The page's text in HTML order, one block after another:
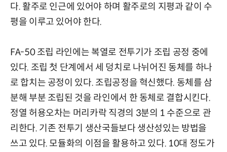
다. 활주로 인근에 있어야 하며 활주로의 지평과 같이 수
평을 이루고 있어야 한다.
FA-50 조립 라인에는 복열로 전투기가 조립 공정 중에
있다. 조립 첫 단계에서 세 덩치로 나뉘어진 동체를 하나
로 합치는 공정이 있다. 조립공정을 혁신했다. 동체를 삼
분해 부분 조립된 것을 라인에서 한 동체로 결합시킨다.
정열 허용오차는 머리카락 직경의 3분의 1 수준으로 관
리한다. 기존 전투기 생산국들보다 생산성있는 방법을
쓰고 있다. 모듈화의 이점을 활용하고 있다. 10대 정도가